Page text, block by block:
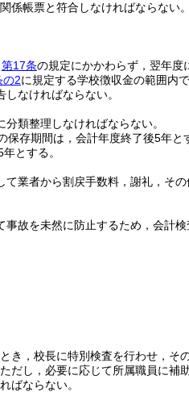
係帳票と符合しなければならない。
第17条の規定にかかわらず，翌年度
の2に規定する学校徴収金の範囲内
なければならない。
類整理しなければならない。
保存期間は，会計年度終了後5年と
とする。
業者から割戻手数料，謝礼，そ
故を未然に防止するため，会計検
き，校長に特別検査を行わせ，そ
ただし，必要に応じて所属職員に補
ばならない。